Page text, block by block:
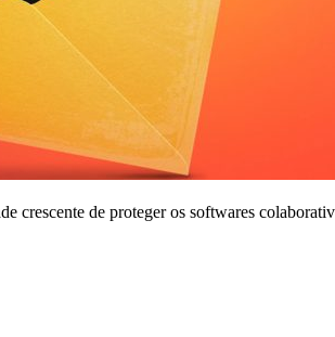
crescente de proteger os softwares